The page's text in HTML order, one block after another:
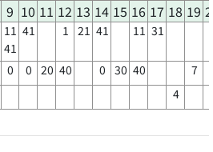
9 10 11 12 13 14 15 16 17 18 19
11
41
41 1 21 41 11 31
0 0 20 40 0 30 40 7
4